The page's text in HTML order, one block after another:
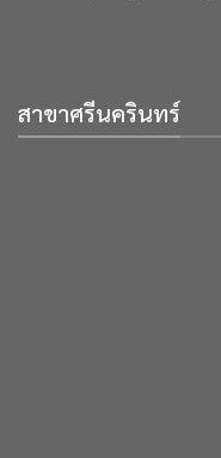
สาขาศรีนครินทร์